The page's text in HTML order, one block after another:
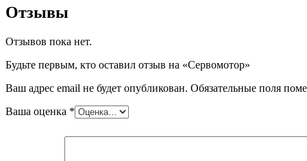
Отзывы
Отзывов пока нет.
Будьте первым, кто оставил отзыв на «Сервомотор»
Ваш адрес email не будет опубликован. Обязательные поля
Ваша оценка *